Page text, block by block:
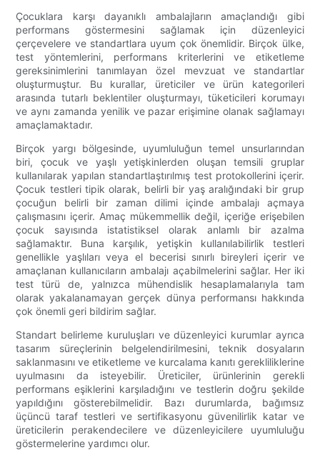
Çocuklara karşı dayanıklı ambalajların amaçlandığı gibi
performans göstermesini sağlamak için düzenleyici
çerçevelere ve standartlara uyum çok önemlidir. Birçok ülke,
test yöntemlerini, performans kriterlerini ve etiketleme
gereksinimlerini tanımlayan özel mevzuat ve standartlar
oluşturmuştur. Bu kurallar, üreticiler ve ürün kategorileri
arasında tutarlı beklentiler oluşturmayı, tüketicileri korumayı
ve aynı zamanda yenilik ve pazar erişimine olanak sağlamayı
amaçlamaktadır.
Birçok yargı bölgesinde, uyumluluğun temel unsurlarından
biri, çocuk ve yaşlı yetişkinlerden oluşan temsili gruplar
kullanılarak yapılan standartlaştırılmış test protokollerini içerir.
Çocuk testleri tipik olarak, belirli bir yaş aralığındaki bir grup
çocuğun belirli bir zaman dilimi içinde ambalajı açmaya
çalışmasını içerir. Amaç mükemmellik değil, içeriğe erişebilen
çocuk sayısında istatistiksel olarak anlamlı bir azalma
sağlamaktır. Buna karşılık, yetişkin kullanılabilirlik testleri
genellikle yaşlıları veya el becerisi sınırlı bireyleri içerir ve
amaçlanan kullanıcıların ambalajı açabilmelerini sağlar. Her iki
test türü de, yalnızca mühendislik hesaplamalarıyla tam
olarak yakalanamayan gerçek dünya performansı hakkında
çok önemli geri bildirim sağlar.
Standart belirleme kuruluşları ve düzenleyici kurumlar ayrıca
tasarım süreçlerinin belgelendirilmesini, teknik dosyaların
saklanmasını ve etiketleme ve kurcalama kanıtı gerekliliklerine
uyulmasını da isteyebilir. Üreticiler, ürünlerinin gerekli
performans eşiklerini karşıladığını ve testlerin doğru şekilde
yapıldığını gösterebilmelidir. Bazı durumlarda, bağımsız
üçüncü taraf testleri ve sertifikasyonu güvenilirlik katar ve
üreticilerin perakendecilere ve düzenleyicilere uyumluluğu
göstermelerine yardımcı olur.